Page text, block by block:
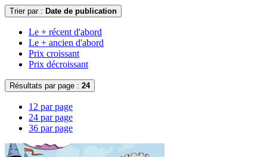
Trier par : Date de publication
Le + récent d'abord
Le + ancien d'abord
Prix croissant
Prix décroissant
Résultats par page : 24
12 par page
24 par page
36 par page